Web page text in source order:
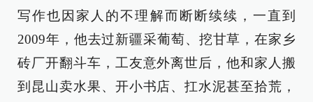
写作也因家人的不理解而断断续续，一直到
2009年，他去过新疆采葡萄、挖甘草，在家乡
砖厂开翻斗车，工友意外离世后，他和家人搬
到昆山卖水果、开小书店、扛水泥甚至拾荒，